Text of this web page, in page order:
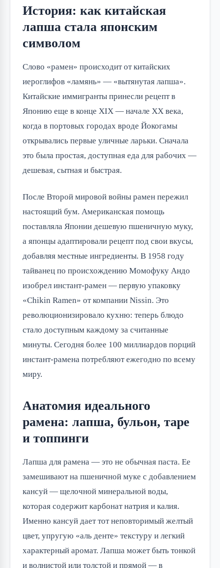
История: как китайская
лапша стала японским
символом
Слово «рамен» происходит от китайских
иероглифов «ламянь» — «вытянутая лапша».
Китайские иммигранты принесли рецепт в
Японию еще в конце XIX — начале XX века,
когда в портовых городах вроде Йокогамы
открывались первые уличные ларьки. Сначала
это была простая, доступная еда для рабочих —
дешевая, сытная и быстрая.
После Второй мировой войны рамен пережил
настоящий бум. Американская помощь
поставляла Японии дешевую пшеничную муку,
а японцы адаптировали рецепт под свои вкусы,
добавляя местные ингредиенты. В 1958 году
тайванец по происхождению Момофуку Андо
изобрел инстант-рамен — первую упаковку
«Chikin Ramen» от компании Nissin. Это
революционизировало кухню: теперь блюдо
стало доступным каждому за считанные
минуты. Сегодня более 100 миллиардов порций
инстант-рамена потребляют ежегодно по всему
миру.
Анатомия идеального
рамена: лапша, бульон, таре
и топпинги
Лапша для рамена — это не обычная паста. Ее
замешивают на пшеничной муке с добавлением
кансуй — щелочной минеральной воды,
которая содержит карбонат натрия и калия.
Именно кансуй дает тот неповторимый желтый
цвет, упругую «аль денте» текстуру и легкий
характерный аромат. Лапша может быть тонкой
и волнистой или толстой и прямой — в